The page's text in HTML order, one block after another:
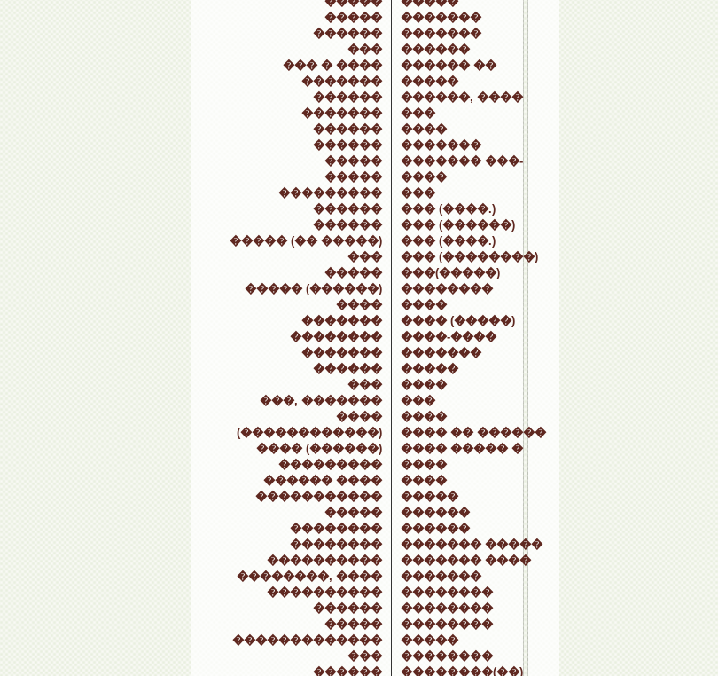
�����
������
���
��� � ����
�������
������
�������
������
������
�����
�����
���������
������
������
����� (�� �����)
���
�����
����� (������)
����
�������
��������
�������
������
���
���, �������
����
(������������)
���� (������)
���������
������ ����
�����������
�����
��������
��������
����������
��������, ����
����������
������
�����
�������������
���
������
�������
�������
������
������ ��
�����
������, ����
���
����
�������
������� ���-
����
���
��� (����.)
��� (������)
��� (����.)
��� (��������)
���(�����)
��������
����
���� (�����)
����-����
�������
�����
����
���
����
���� �� ������
���� ����� �
����
����
�����
������
������
������� �����
������� ����
�������
��������
��������
��������
�����
��������
��������(��)